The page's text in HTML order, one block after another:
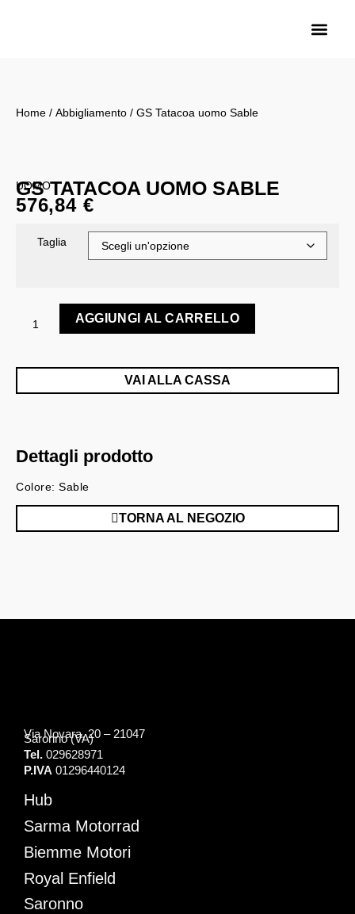
Home / Abbigliamento / GS Tatacoa uomo Sable
UOMO
GS TATACOA UOMO SABLE
576,84 €
Taglia
AGGIUNGI AL CARRELLO
VAI ALLA CASSA
Dettagli prodotto
Colore: Sable
TORNA AL NEGOZIO
Via Novara, 20 – 21047
Saronno (VA)
Tel. 029628971
P.IVA 01296440124
Hub
Sarma Motorrad
Biemme Motori
Royal Enfield
Saronno